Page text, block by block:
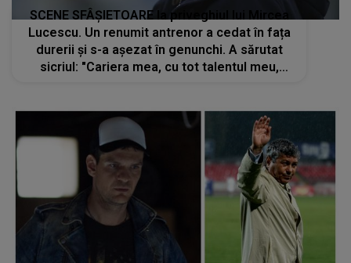
SCENE SFÂȘIETOARE la priveghiul lui Mircea
Lucescu. Un renumit antrenor a cedat în fața
durerii şi s-a așezat în genunchi. A sărutat
sicriul: "Cariera mea, cu tot talentul meu,